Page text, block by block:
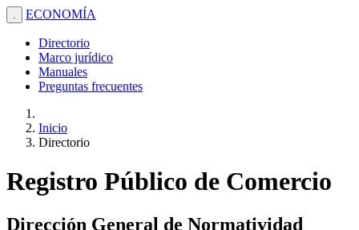
. ECONOMÍA
Directorio
Marco jurídico
Manuales
Preguntas frecuentes
Inicio
Directorio
Registro Público de Comercio
Dirección General de Normatividad